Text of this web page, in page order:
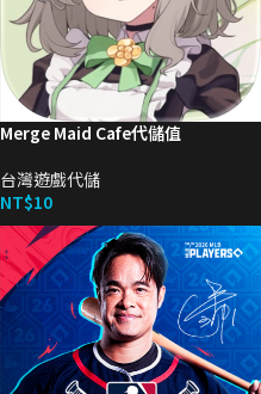
Merge Maid Cafe代儲值
台灣遊戲代儲
NT$10